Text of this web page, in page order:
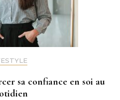
sa confiance en soi au